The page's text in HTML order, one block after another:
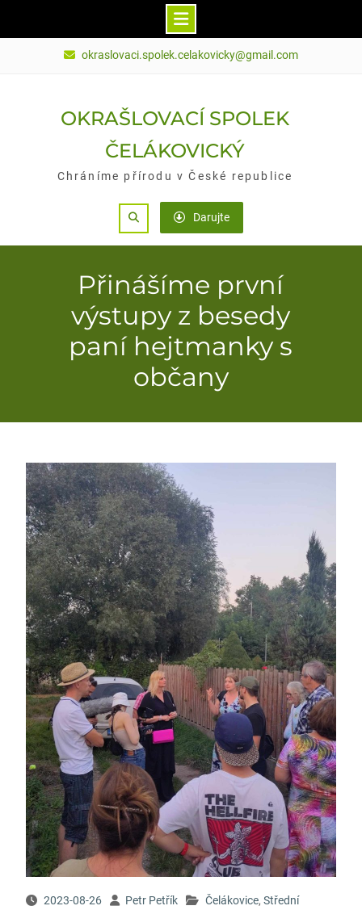
okraslovaci.spolek.celakovicky@gmail.com
OKRAŠLOVACÍ SPOLEK
ČELÁKOVICKÝ
Chráníme přírodu v České republice
Search Darujte
Přinášíme první
výstupy z besedy
paní hejtmanky s
občany
2023-08-26 Petr Petřík Čelákovice, Střední